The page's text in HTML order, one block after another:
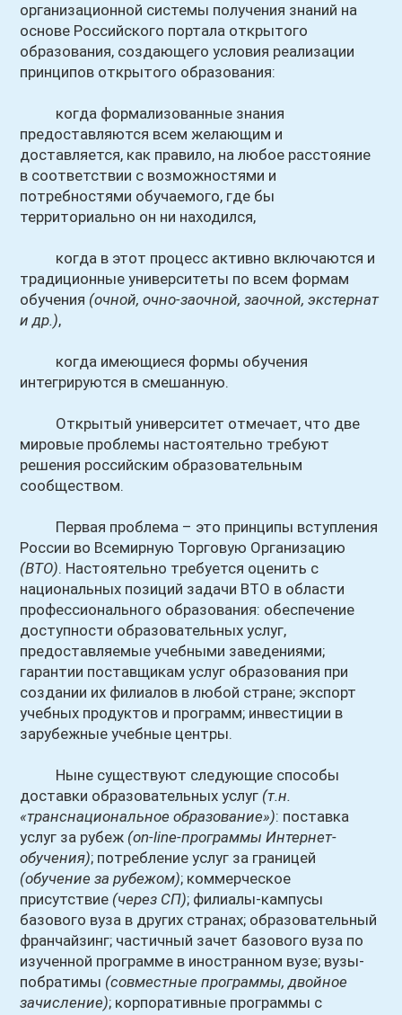
организационной системы получения знаний на
основе Российского портала открытого
образования, создающего условия реализации
принципов открытого образования:
когда формализованные знания
предоставляются всем желающим и
доставляется, как правило, на любое расстояние
в соответствии с возможностями и
потребностями обучаемого, где бы
территориально он ни находился,
когда в этот процесс активно включаются и
традиционные университеты по всем формам
обучения (очной, очно-заочной, заочной, экстернат
и др.),
когда имеющиеся формы обучения
интегрируются в смешанную.
Открытый университет отмечает, что две
мировые проблемы настоятельно требуют
решения российским образовательным
сообществом.
Первая проблема – это принципы вступления
России во Всемирную Торговую Организацию
(ВТО). Настоятельно требуется оценить с
национальных позиций задачи ВТО в области
профессионального образования: обеспечение
доступности образовательных услуг,
предоставляемые учебными заведениями;
гарантии поставщикам услуг образования при
создании их филиалов в любой стране; экспорт
учебных продуктов и программ; инвестиции в
зарубежные учебные центры.
Ныне существуют следующие способы
доставки образовательных услуг (т.н.
«транснациональное образование»): поставка
услуг за рубеж (on-line-программы Интернет-
обучения); потребление услуг за границей
(обучение за рубежом); коммерческое
присутствие (через СП); филиалы-кампусы
базового вуза в других странах; образовательный
франчайзинг; частичный зачет базового вуза по
изученной программе в иностранном вузе; вузы-
побратимы (совместные программы, двойное
зачисление); корпоративные программы с